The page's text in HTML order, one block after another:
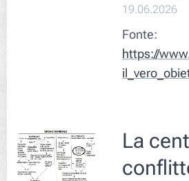
19.06.2026
Fonte:
https://
La